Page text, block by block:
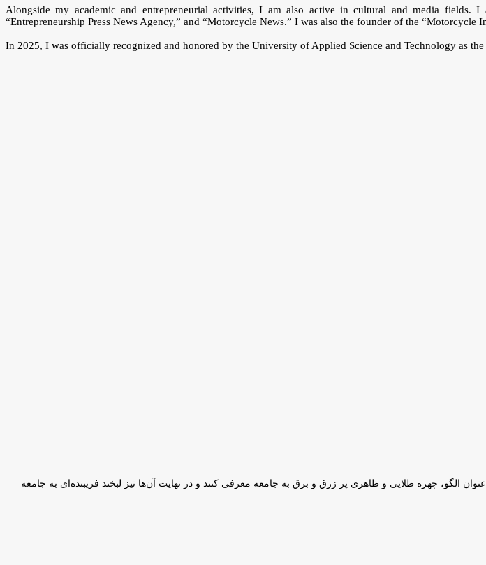
Alongside my academic and entrepreneurial activities, I am also active in cultural and media fields. I
“Entrepreneurship Press News Agency,” and “Motorcycle News.” I was also the founder of the
In 2025, I was officially recognized and honored by the University of Applied Science and Technology as
الگو، چهره طلایی و ظاهری پر زرق و برق به جامعه معرفی کنند و در نهایت آن‌ها نیز لبخند فریبنده‌ای به جامعه